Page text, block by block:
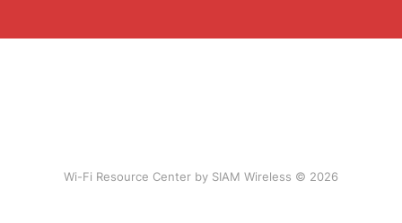
Wi-Fi Resource Center by SIAM Wireless © 2026